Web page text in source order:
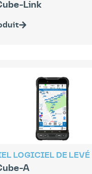
Link
LOGICIEL DE LEVÉ
A